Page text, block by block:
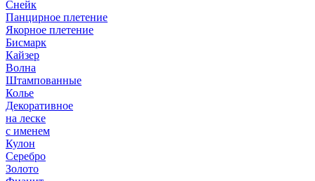
Снейк
Панцирное плетение
Якорное плетение
Бисмарк
Кайзер
Волна
Штампованные
Колье
Декоративное
на леске
с именем
Кулон
Серебро
Золото